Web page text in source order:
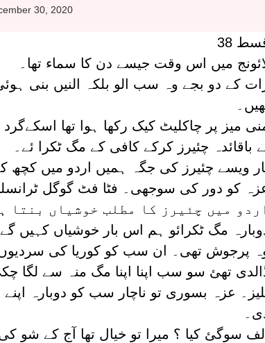
30, 2020
38
میں اس وقت جیسے دن کا سماء تھا۔
کے دو بجے وہ سب الو بلکہ النیں بنی
میز پر چاکلیٹ کیک رکھا ہوا تھا اسکےگرد
باقائدہ چئیرز کرکے کافی کے مگ ٹکرا ئے۔
ویسے چئیرز کی جگہ ہمیں اردو میں کچھ
کو دور کی سوجھی۔ فٹا فٹ گوگل
اردو میں چئیرز کا مطلب خوشیاں بنتا
مگ ٹکرائو ہم اس بار خوشیاں کہیں
پرجوش تھی۔ ان سب کو کوریا کی سردیوں
تھئ سو سب اپنا اپنا مگ منہ سے لگا
عزہ بسوری تو ناچار سب کو دوبارہ اپنے
الف سوگئ کیا ؟ میرا تو خیال تھا آج کے شو